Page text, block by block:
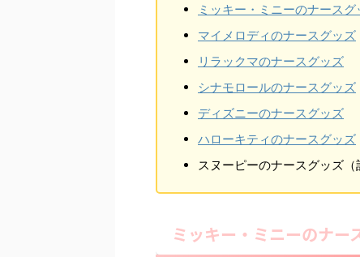
ミッキー・ミニーのナースグ
マイメロディのナースグッズ
リラックマのナースグッズ
シナモロールのナースグッズ
ディズニーのナースグッズ
ハローキティのナースグッズ
スヌーピーのナースグッズ（
ミッキー・ミニーのナー